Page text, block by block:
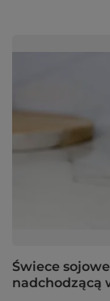
Świece
nadchodzącą